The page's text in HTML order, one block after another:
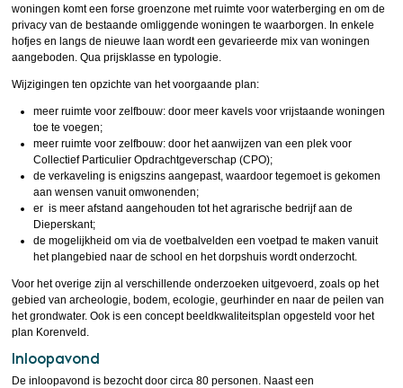
woningen komt een forse groenzone met ruimte voor waterberging en om de
privacy van de bestaande omliggende woningen te waarborgen. In enkele
hofjes en langs de nieuwe laan wordt een gevarieerde mix van woningen
aangeboden. Qua prijsklasse en typologie.
Wijzigingen ten opzichte van het voorgaande plan:
meer ruimte voor zelfbouw: door meer kavels voor vrijstaande woningen
toe te voegen;
meer ruimte voor zelfbouw: door het aanwijzen van een plek voor
Collectief Particulier Opdrachtgeverschap (CPO);
de verkaveling is enigszins aangepast, waardoor tegemoet is gekomen
aan wensen vanuit omwonenden;
er is meer afstand aangehouden tot het agrarische bedrijf aan de
Dieperskant;
de mogelijkheid om via de voetbalvelden een voetpad te maken vanuit
het plangebied naar de school en het dorpshuis wordt onderzocht.
Voor het overige zijn al verschillende onderzoeken uitgevoerd, zoals op het
gebied van archeologie, bodem, ecologie, geurhinder en naar de peilen van
het grondwater. Ook is een concept beeldkwaliteitsplan opgesteld voor het
plan Korenveld.
Inloopavond
De inloopavond is bezocht door circa 80 personen. Naast een